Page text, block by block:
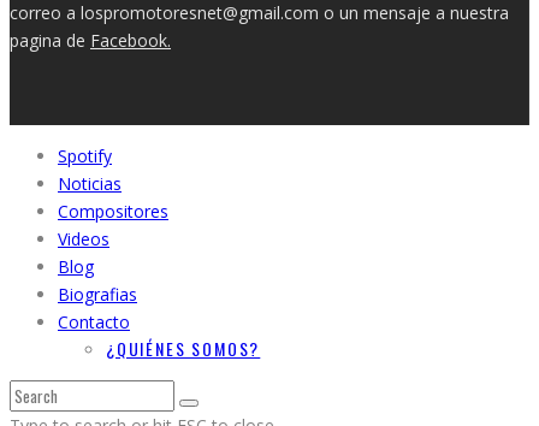
correo a lospromotoresnet@gmail.com o un mensaje a nuestra
pagina de Facebook.
Spotify
Noticias
Compositores
Videos
Blog
Biografias
Contacto
¿QUIÉNES SOMOS?